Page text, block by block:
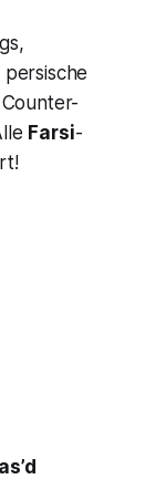
Counter-
Farsi-